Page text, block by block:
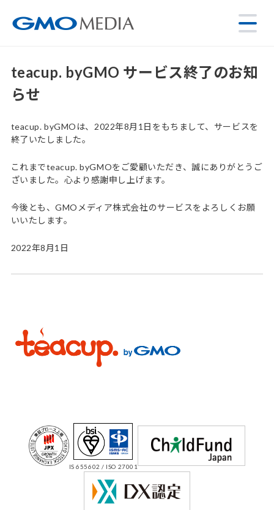
teacup. byGMO サービス終了のお知
らせ
teacup. byGMOは、2022年8月1日をもちまして、サービスを
終了いたしました。
これまでteacup. byGMOをご愛顧いただき、誠にありがとうご
ざいました。心より感謝申し上げます。
今後とも、GMOメディア株式会社のサービスをよろしくお願
いいたします。
2022年8月1日
IS 655602 / ISO 27001